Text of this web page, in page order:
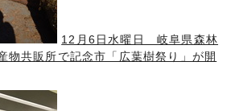
12月6日水曜日 岐阜県森林
物共販所で記念市「広葉樹祭り」が開